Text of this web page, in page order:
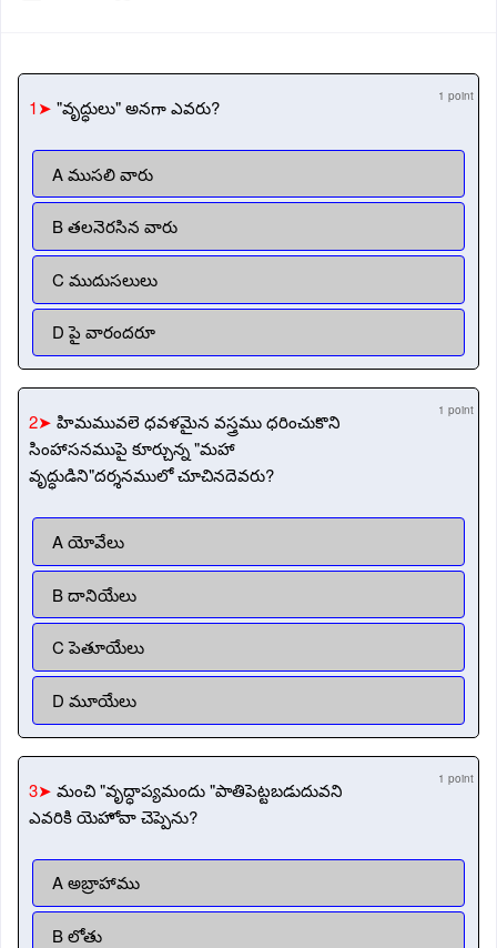
1➤ "వృద్ధులు" అనగా ఎవరు? 1 point
A ముసలి వారు
B తలనెరసిన వారు
C ముదుసలులు
D పై వారందరూ
2➤ హిమమువలె ధవళమైన వస్త్రము ధరించుకొని
సింహాసనముపై కూర్చున్న "మహా
వృద్ధుడిని"దర్శనములో చూచినదెవరు?
1 point
A యోవేలు
B దానియేలు
C పెతూయేలు
D మూయేలు
3➤ మంచి "వృద్ధాప్యమందు "పాతిపెట్టబడుదువని
ఎవరికి యెహోవా చెప్పెను?
1 point
A అబ్రాహాము
B లోతు